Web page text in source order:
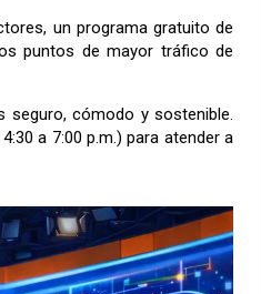
un programa gratuito de
puntos de mayor tráfico de
seguro, cómodo y sostenible.
a 7:00 p.m.) para atender a